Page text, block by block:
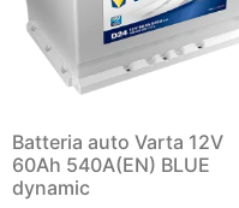
Batteria auto Varta 12V
60Ah 540A(EN) BLUE
dynamic